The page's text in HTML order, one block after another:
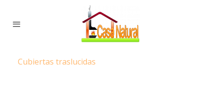
Cubiertas traslucidas